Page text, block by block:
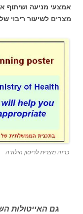
אמצעי מניעה ושיתוף
מצרים לשיעור ריבוי
כרזה מצרית לריסון הילודה
גם האייטולות